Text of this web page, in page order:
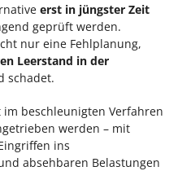
erst in jüngster Zeit
geprüft werden.
nur eine Fehlplanung,
Leerstand in der
schadet.
im beschleunigten Verfahren
werden – mit
ins
absehbaren Belastungen